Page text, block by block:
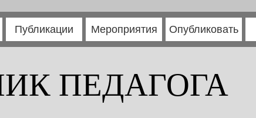
Публикации Мероприятия Опубликовать
ПЕДАГОГА